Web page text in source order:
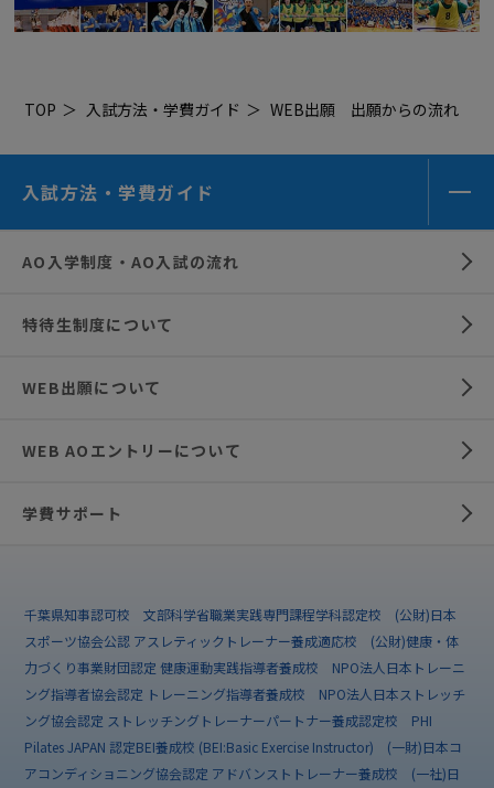
TOP 入試方法・学費ガイド WEB出願 出願からの流れ
入試方法・学費ガイド
AO入学制度・AO入試の流れ
特待生制度について
WEB出願について
WEB AOエントリーについて
学費サポート
千葉県知事認可校 文部科学省職業実践専門課程学科認定校 (公財)日本
スポーツ協会公認 アスレティックトレーナー養成適応校 (公財)健康・体
力づくり事業財団認定 健康運動実践指導者養成校 NPO法人日本トレーニ
ング指導者協会認定 トレーニング指導者養成校 NPO法人日本ストレッチ
ング協会認定 ストレッチングトレーナーパートナー養成認定校 PHI
Pilates JAPAN 認定BEI養成校 (BEI:Basic Exercise Instructor) (一財)日本コ
アコンディショニング協会認定 アドバンストトレーナー養成校 (一社)日